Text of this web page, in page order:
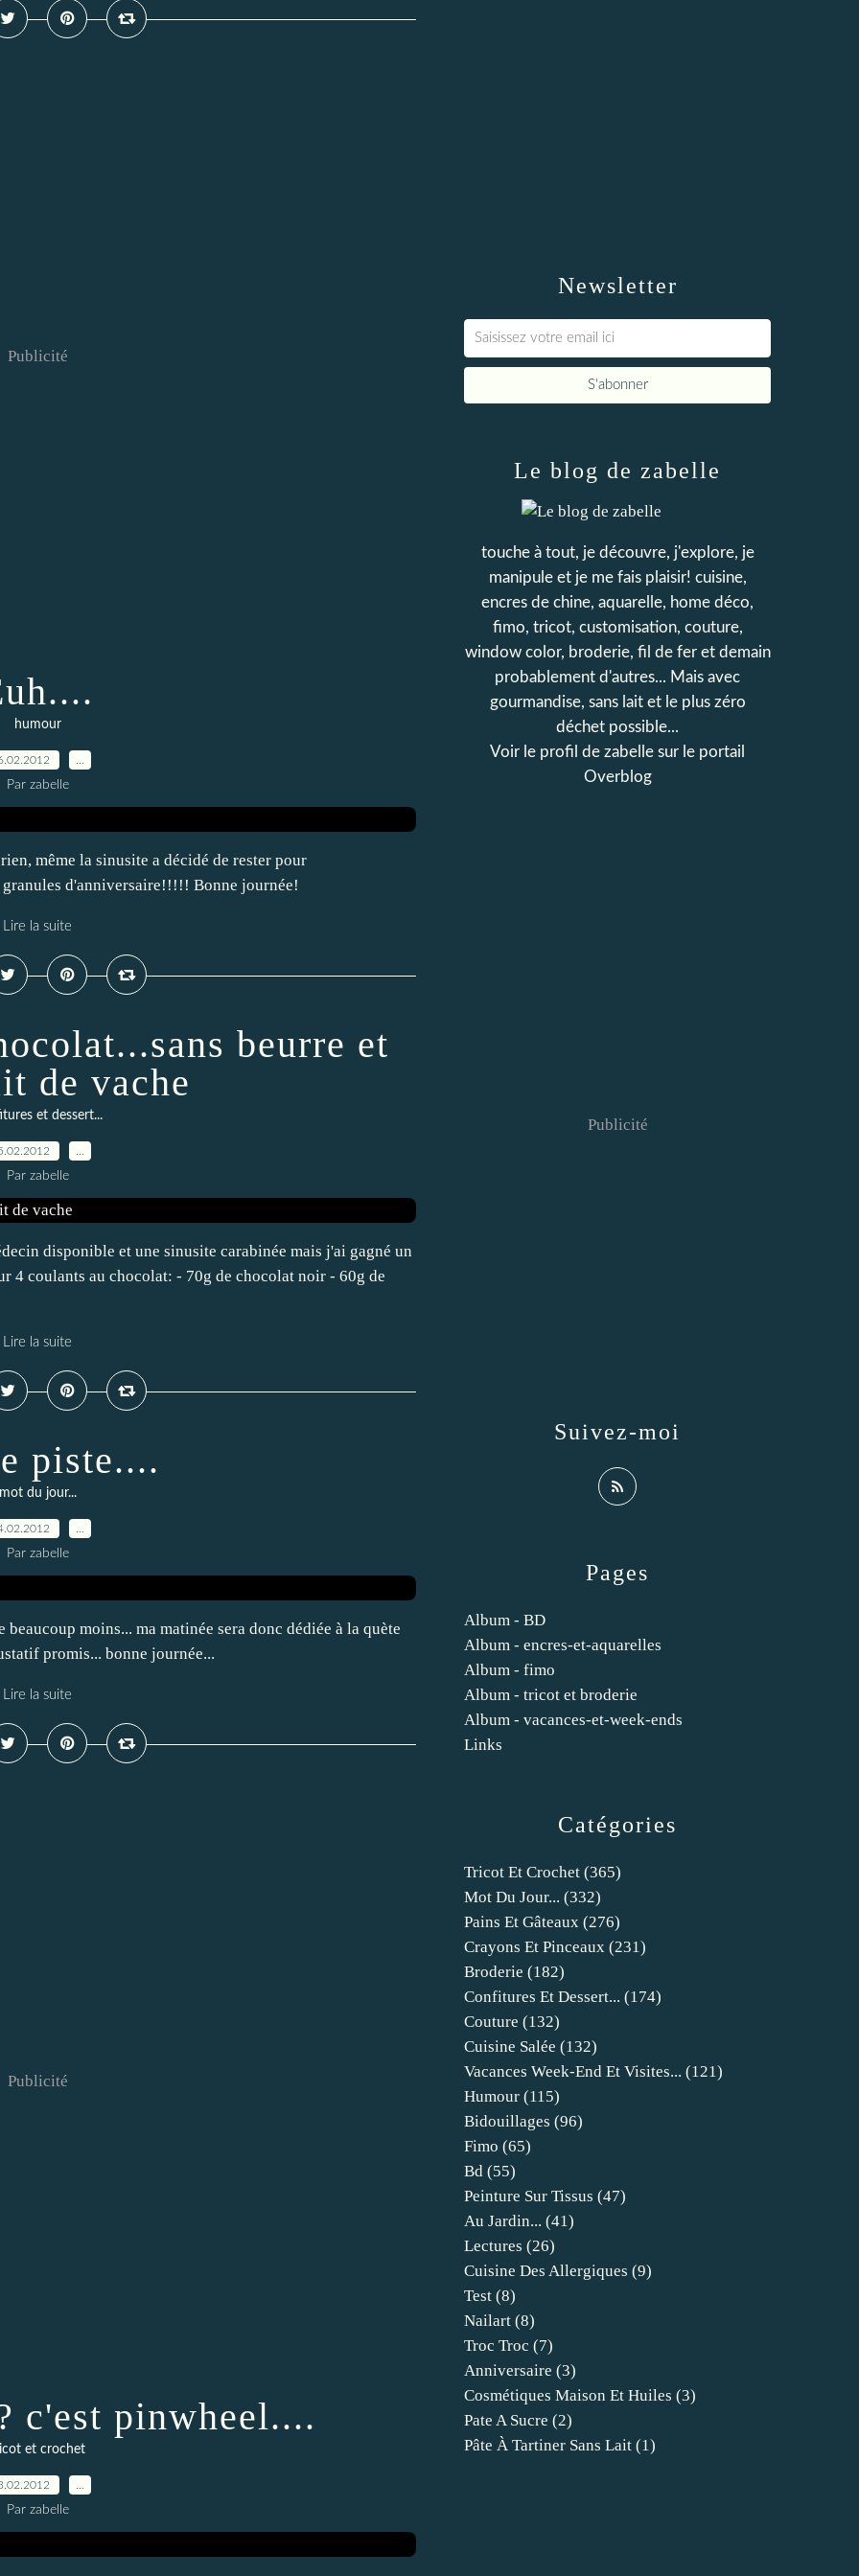
Publicité
humour
Par zabelle
même la sinusite a décidé de rester pour
d'anniversaire!!!!! Bonne journée!
Lire la suite
beurre et
de vache
et dessert...
Par zabelle
disponible et une sinusite carabinée mais j'ai gagné un
4 coulants au chocolat: - 70g de chocolat noir - 60g de
Lire la suite
piste....
du jour...
Par zabelle
moins... ma matinée sera donc dédiée à la quète
promis... bonne journée...
Lire la suite
Publicité
c'est pinwheel....
et crochet
Par zabelle
Newsletter
Catégories
Tricot Et Crochet (365)
Mot Du Jour... (332)
Pains Et Gâteaux (276)
Crayons Et Pinceaux (231)
Broderie (182)
Confitures Et Dessert... (174)
Couture (132)
Cuisine Salée (132)
Vacances Week-End Et Visites... (121)
Humour (115)
Bidouillages (96)
Fimo (65)
Bd (55)
Peinture Sur Tissus (47)
Au Jardin... (41)
Lectures (26)
Cuisine Des Allergiques (9)
Test (8)
Nailart (8)
Troc Troc (7)
Anniversaire (3)
Cosmétiques Maison Et Huiles (3)
Pate A Sucre (2)
Pâte À Tartiner Sans Lait (1)
Pages
Album - BD
Album - encres-et-aquarelles
Album - fimo
Album - tricot et broderie
Album - vacances-et-week-ends
Links
Le blog de zabelle
touche à tout, je découvre, j'explore, je
manipule et je me fais plaisir! cuisine,
encres de chine, aquarelle, home déco,
fimo, tricot, customisation, couture,
window color, broderie, fil de fer et demain
probablement d'autres... Mais avec
gourmandise, sans lait et le plus zéro
déchet possible...
Voir le profil de zabelle sur le portail
Overblog
Suivez-moi
Publicité